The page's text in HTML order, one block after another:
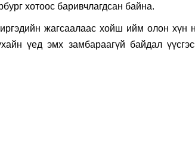
хотоос баривчлагдсан байна.
жагсаалаас хойш ийм олон хүн
үед эмх замбараагүй байдал